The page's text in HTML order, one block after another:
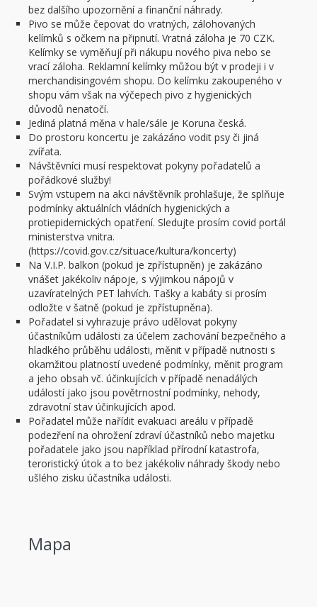
bez dalšího upozornění a finanční náhrady.
Pivo se může čepovat do vratných, zálohovaných
kelímků s očkem na připnutí. Vratná záloha je 70 CZK.
Kelímky se vyměňují při nákupu nového piva nebo se
vrací záloha. Reklamní kelímky můžou být v prodeji i v
merchandisingovém shopu. Do kelímku zakoupeného v
shopu vám však na výčepech pivo z hygienických
důvodů nenatočí.
Jediná platná měna v hale/sále je Koruna česká.
Do prostoru koncertu je zakázáno vodit psy či jiná
zvířata.
Návštěvníci musí respektovat pokyny pořadatelů a
pořádkové služby!
Svým vstupem na akci návštěvník prohlašuje, že splňuje
podmínky aktuálních vládních hygienických a
protiepidemických opatření. Sledujte prosím covid portál
ministerstva vnitra.
(https://covid.gov.cz/situace/kultura/koncerty)
Na V.I.P. balkon (pokud je zpřístupněn) je zakázáno
vnášet jakékoliv nápoje, s výjimkou nápojů v
uzavíratelných PET lahvích. Tašky a kabáty si prosím
odložte v šatně (pokud je zpřístupněna).
Pořadatel si vyhrazuje právo udělovat pokyny
účastníkům události za účelem zachování bezpečného a
hladkého průběhu události, měnit v případě nutnosti s
okamžitou platností uvedené podmínky, měnit program
a jeho obsah vč. účinkujících v případě nenadálých
událostí jako jsou povětrnostní podmínky, nehody,
zdravotní stav účinkujících apod.
Pořadatel může nařídit evakuaci areálu v případě
podezření na ohrožení zdraví účastníků nebo majetku
pořadatele jako jsou například přírodní katastrofa,
teroristický útok a to bez jakékoliv náhrady škody nebo
ušlého zisku účastníka události.
Mapa